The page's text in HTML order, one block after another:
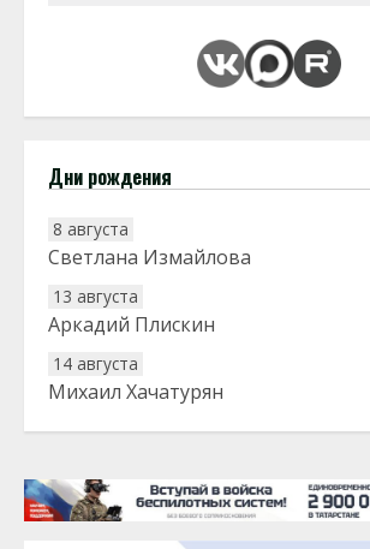
Дни рождения
8 августа
Светлана Измайлова
13 августа
Аркадий Плискин
14 августа
Михаил Хачатурян
20 августа
22 августа
Евгений Ефимов